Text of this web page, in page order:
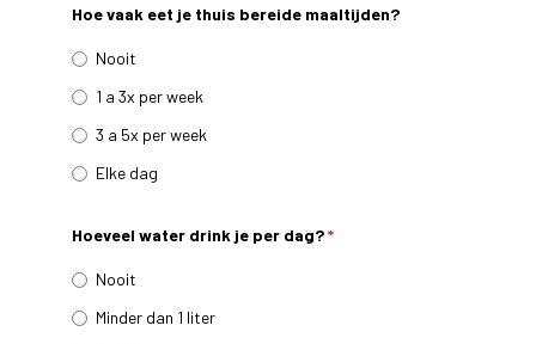
Hoe vaak eet je thuis bereide maaltijden?
Nooit
1 a 3x per week
3 a 5x per week
Elke dag
Hoeveel water drink je per dag?*
Nooit
Minder dan 1 liter